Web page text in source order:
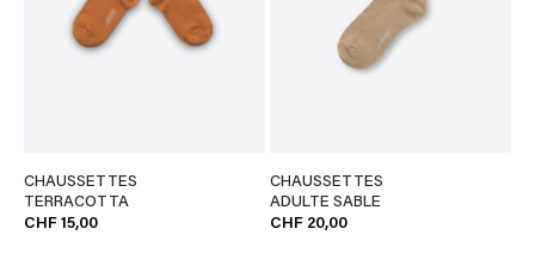
CHAUSSETTES
TERRACOTTA
CHF 15,00
CHAUSSETTES
ADULTE SABLE
CHF 20,00